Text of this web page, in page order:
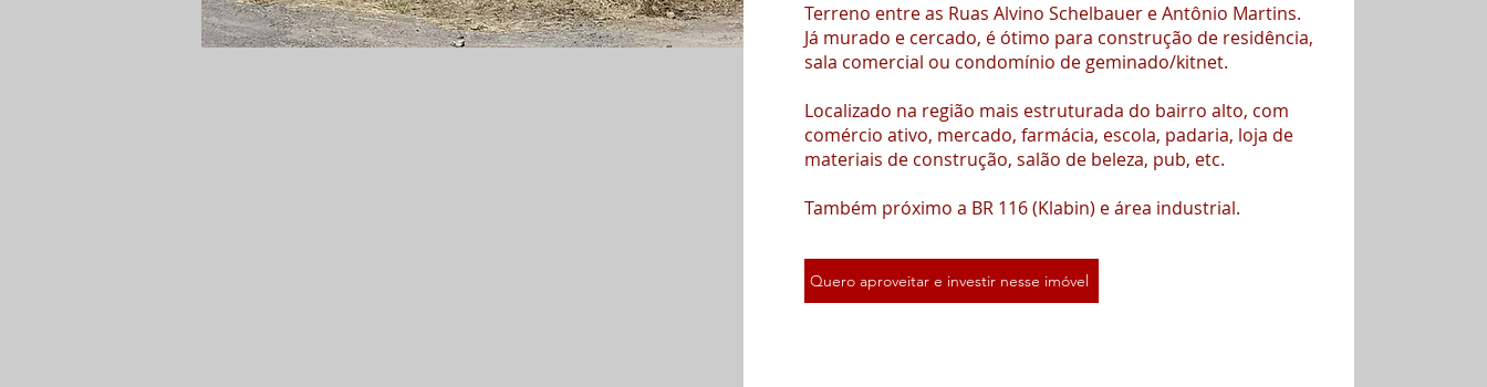
Terreno entre as Ruas Alvino Schelbauer e Antônio Martins.
Já murado e cercado, é ótimo para construção de residência,
sala comercial ou condomínio de geminado/kitnet.
Localizado na região mais estruturada do bairro alto, com
comércio ativo, mercado, farmácia, escola, padaria, loja de
materiais de construção, salão de beleza, pub, etc.
Também próximo a BR 116 (Klabin) e área industrial.
Quero aproveitar e investir nesse imóvel